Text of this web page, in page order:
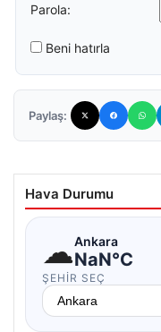
Parola:
Beni hatırla
Paylaş:
Hava Durumu
☁Ankara
NaN°C
ŞEHIR SEÇ